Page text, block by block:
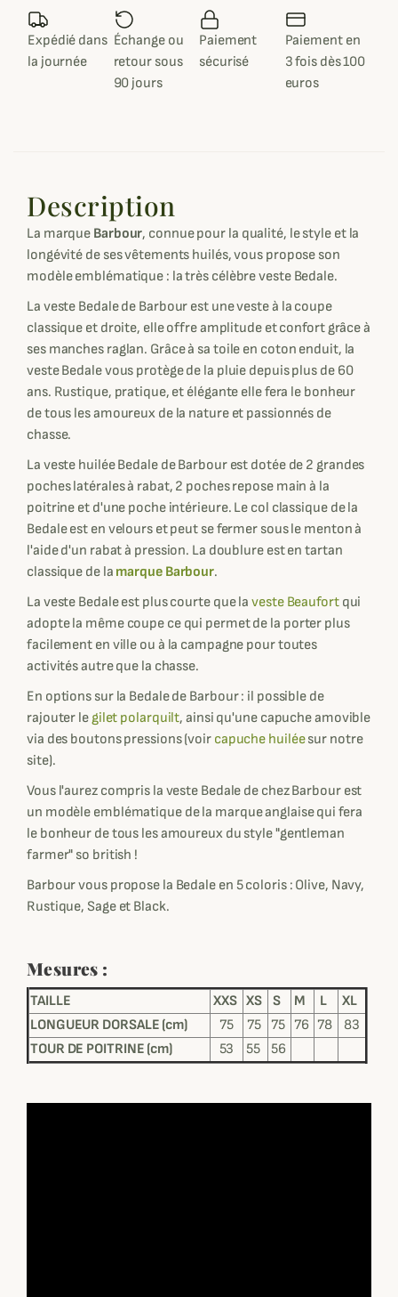
Expédié dans
la journée
Échange ou
retour sous
90 jours
Paiement
sécurisé
Paiement en
3 fois dès 100
euros
Description
La marque Barbour, connue pour la qualité, le style et la
longévité de ses vêtements huilés, vous propose son
modèle emblématique : la très célèbre veste Bedale.
La veste Bedale de Barbour est une veste à la coupe
classique et droite, elle offre amplitude et confort grâce à
ses manches raglan. Grâce à sa toile en coton enduit, la
veste Bedale vous protège de la pluie depuis plus de 60
ans. Rustique, pratique, et élégante elle fera le bonheur
de tous les amoureux de la nature et passionnés de
chasse.
La veste huilée Bedale de Barbour est dotée de 2 grandes
poches latérales à rabat, 2 poches repose main à la
poitrine et d'une poche intérieure. Le col classique de la
Bedale est en velours et peut se fermer sous le menton à
l'aide d'un rabat à pression. La doublure est en tartan
classique de la marque Barbour.
La veste Bedale est plus courte que laveste Beaufortqui
adopte la même coupe ce qui permet de la porter plus
facilement en ville ou à la campagne pour toutes
activités autre que la chasse.
En options sur la Bedale de Barbour : il possible de
rajouter legilet polarquilt, ainsi qu'une capuche amovible
via des boutons pressions (voir capuche huiléesur notre
site).
Vous l'aurez compris la veste Bedale de chez Barbour est
un modèle emblématique de la marque anglaise qui fera
le bonheur de tous les amoureux du style "gentleman
farmer" so british !
Barbour vous propose la Bedale en 5 coloris : Olive, Navy,
Rustique, Sage et Black.
Mesures :
TAILLE XXS XS S M L
XL
LONGUEUR DORSALE (cm)
75 75 75 76 78
83
TOUR DE POITRINE (cm)
53 55 56